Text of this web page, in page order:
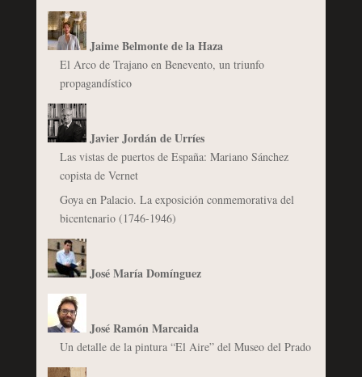
Jaime Belmonte de la Haza
El Arco de Trajano en Benevento, un triunfo
propagandístico
Javier Jordán de Urríes
Las vistas de puertos de España: Mariano Sánchez
copista de Vernet
Goya en Palacio. La exposición conmemorativa del
bicentenario (1746-1946)
José María Domínguez
José Ramón Marcaida
Un detalle de la pintura “El Aire” del Museo del Prado